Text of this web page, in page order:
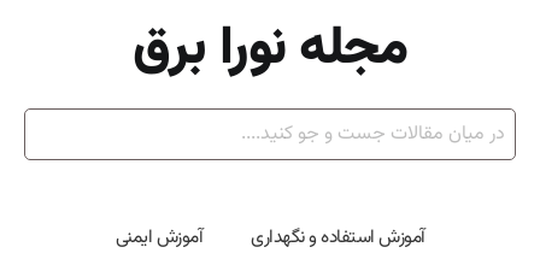
مجله نورا برق
آموزش استفاده و نگهداری
آموزش ایمنی